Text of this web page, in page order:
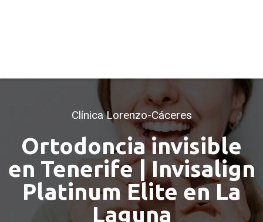
Clínica Lorenzo-Cáceres
Ortodoncia invisible
en Tenerife | Invisalign
Platinum Elite en La
Laguna